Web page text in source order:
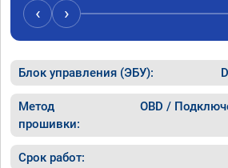
‹ ›
Блок управления (ЭБУ):
Метод
прошивки:
OBD /
Срок работ: